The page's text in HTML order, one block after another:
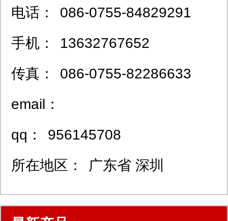
电话：
086-0755-84829291
手机：
13632767652
传真：
086-0755-82286633
email：
qq：
956145708
所在地区：
广东省 深圳